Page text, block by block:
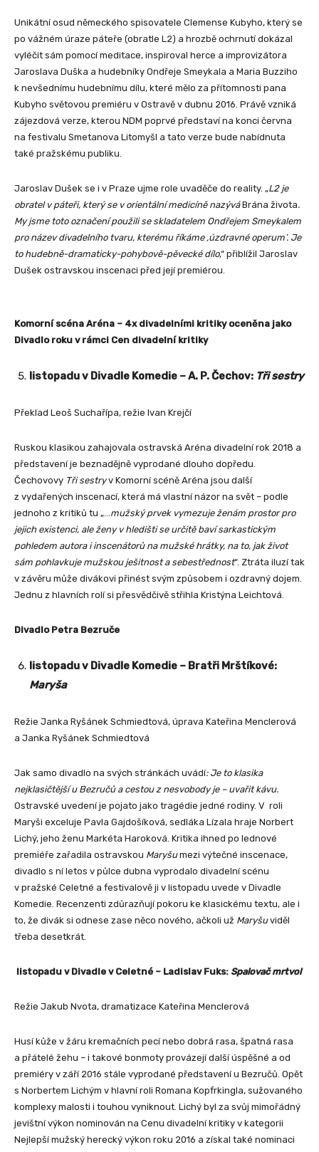
Unikátní osud německého spisovatele Clemense Kubyho, který se
po vážném úraze páteře (obratle L2) a hrozbě ochrnutí dokázal
vyléčit sám pomocí meditace, inspiroval herce a improvizátora
Jaroslava Duška a hudebníky Ondřeje Smeykala a Maria Buzziho
k nevšednímu hudebnímu dílu, které mělo za přítomnosti pana
Kubyho světovou premiéru v Ostravě v dubnu 2016. Právě vzniká
zájezdová verze, kterou NDM poprvé představí na konci června
na festivalu Smetanova Litomyšl a tato verze bude nabídnuta
také pražskému publiku.
Jaroslav Dušek se i v Praze ujme role uvaděče do reality. „L2 je
obratel v páteři, který se v orientální medicíně nazýváBrána života.
My jsme toto označení použili se skladatelem Ondřejem Smeykalem
pro název divadelního tvaru, kterému říkáme ‚úzdravné operum’. Je
to hudebně-dramaticky-pohybově-pěvecké dílo,“ přiblížil Jaroslav
Dušek ostravskou inscenaci před její premiérou.
Komorní scéna Aréna – 4x divadelními kritiky oceněna jako
Divadlo roku v rámci Cen divadelní kritiky
listopadu v Divadle Komedie – A. P. Čechov: Tři sestry
Překlad Leoš Suchařípa, režie Ivan Krejčí
Ruskou klasikou zahajovala ostravská Aréna divadelní rok 2018 a
představení je beznadějně vyprodané dlouho dopředu.
Čechovovy Tři sestryv Komorní scéně Aréna jsou další
z vydařených inscenací, která má vlastní názor na svět – podle
jednoho z kritiků tu „…mužský prvek vymezuje ženám prostor pro
jejich existenci, ale ženy v hledišti se určitě baví sarkastickým
pohledem autora i inscenátorů na mužské hrátky, na to, jak život
sám pohlavkuje mužskou ješitnost a sebestřednost“. Ztráta iluzí tak
v závěru může divákovi přinést svým způsobem i ozdravný dojem.
Jednu z hlavních rolí si přesvědčivě střihla Kristýna Leichtová.
Divadlo Petra Bezruče
listopadu v Divadle Komedie – Bratři Mrštíkové:
Maryša
Režie Janka Ryšánek Schmiedtová, úprava Kateřina Menclerová
a Janka Ryšánek Schmiedtová
Jak samo divadlo na svých stránkách uvádí: Je to klasika
nejklasičtější u Bezručů a cestou z nesvobody je – uvařit kávu.
Ostravské uvedení je pojato jako tragédie jedné rodiny. V roli
Maryši exceluje Pavla Gajdošíková, sedláka Lízala hraje Norbert
Lichý, jeho ženu Markéta Haroková. Kritika ihned po lednové
premiéře zařadila ostravskou Maryšumezi výtečné inscenace,
divadlo s ní letos v půlce dubna vyprodalo divadelní scénu
v pražské Celetné a festivalově ji v listopadu uvede v Divadle
Komedie. Recenzenti zdůrazňují pokoru ke klasickému textu, ale i
to, že divák si odnese zase něco nového, ačkoli už Maryšuviděl
třeba desetkrát.
listopadu v Divadle v Celetné – Ladislav Fuks: Spalovač mrtvol
Režie Jakub Nvota, dramatizace Kateřina Menclerová
Husí kůže v žáru kremačních pecí nebo dobrá rasa, špatná rasa
a přátelé žehu – i takové bonmoty provázejí další úspěšné a od
premiéry v září 2016 stále vyprodané představení u Bezručů. Opět
s Norbertem Lichým v hlavní roli Romana Kopfrkingla, sužovaného
komplexy malosti i touhou vyniknout. Lichý byl za svůj mimořádný
jevištní výkon nominován na Cenu divadelní kritiky v kategorii
Nejlepší mužský herecký výkon roku 2016 a získal také nominaci